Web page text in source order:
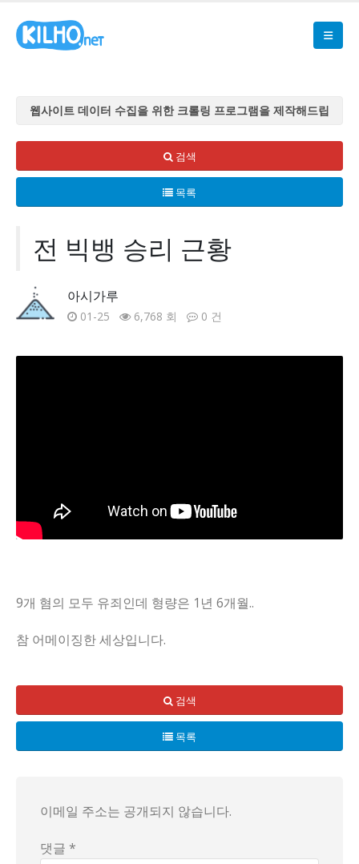
웹사이트 데이터 수집을 위한 크롤링 프로그램을 제작해드립
웹사이트 데이터 수집을 위한 크롤링 프로그램을 제작해드립
니다
웹사이트 데이터 수집을 위한 크롤링 프로그램을 제작해드립
웹사이트 데이터 수집을 위한 크롤링 프로그램을 제작해드립
니다
검색
목록
전 빅뱅 승리 근황
아시가루
01-25 6,768 회 0 건
9개 혐의 모두 유죄인데 형량은 1년 6개월..
참 어메이징한 세상입니다.
검색
목록
이메일 주소는 공개되지 않습니다.
댓글 *